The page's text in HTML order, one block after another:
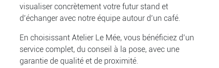
visualiser concrètement votre futur stand et
d’échanger avec notre équipe autour d’un café.
En choisissant Atelier Le Mée, vous bénéficiez d’un
service complet, du conseil à la pose, avec une
garantie de qualité et de proximité.